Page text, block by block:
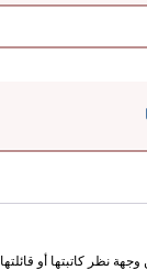
نظر كاتبتها أو قائلتها